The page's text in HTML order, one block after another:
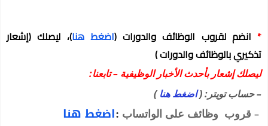
* انضم لقروب الوظائف والدورات(اضغط هنا)، ليصلك (إشعار
تذكيري بالوظائف والدورات )
ليصلك إشعار بأحدث الأخبار الوظيفية – تابعنا:
– حساب تويتر: (اضغط هنا)
– قروب وظائف على الواتساب :اضغط هنا